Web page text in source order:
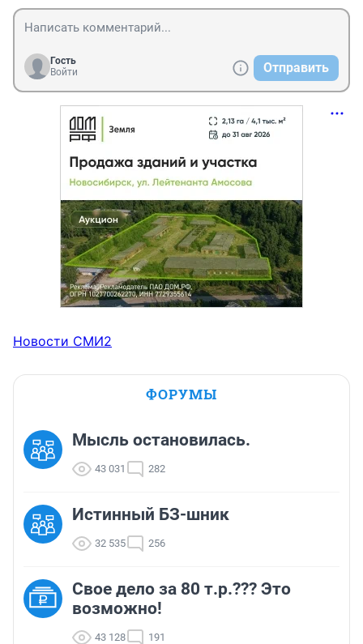
Гость
Войти
Отправить
Новости СМИ2
ФОРУМЫ
Мысль остановилась.
43 031 282
Истинный БЗ-шник
32 535 256
Свое дело за 80 т.р.??? Это
возможно!
43 128 191